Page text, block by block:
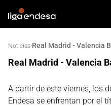
Noticias·Real Madrid - Valencia
Real Madrid - Valencia
A partir de este viernes, los
Endesa se enfrentan por el